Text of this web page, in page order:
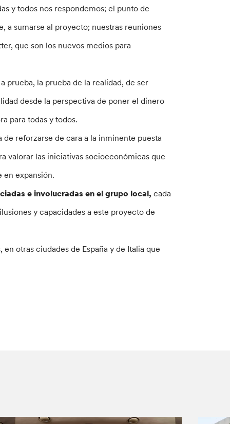
y todos nos respondemos; el punto de
a sumarse al proyecto; nuestras reuniones
que son los nuevos medios para
prueba, la prueba de la realidad, de ser
desde la perspectiva de poner el dinero
para todas y todos.
reforzarse de cara a la inminente puesta
valorar las iniciativas socioeconómicas que
en expansión.
e involucradas en el grupo local, cada
y capacidades a este proyecto de
otras ciudades de España y de Italia que